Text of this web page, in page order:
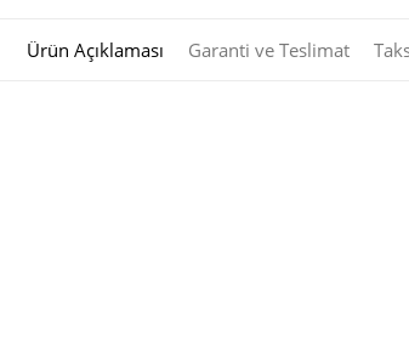
Ürün Açıklaması Garanti ve Teslimat